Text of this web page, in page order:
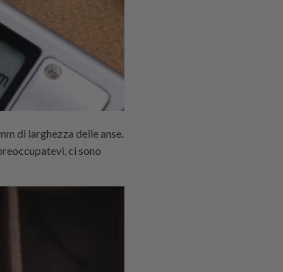
di larghezza delle anse.
ci sono